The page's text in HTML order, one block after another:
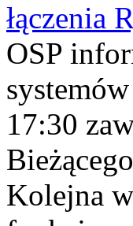
łączenia
OSP
17:30
Kolejna